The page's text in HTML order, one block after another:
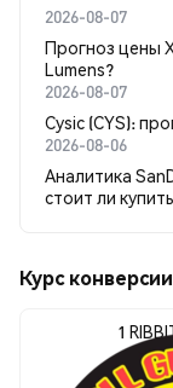
2026-08-07
Прогноз цены
Lumens?
2026-08-07
Cysic (CYS):
2026-08-06
Аналитика
стоит ли
Курс
1